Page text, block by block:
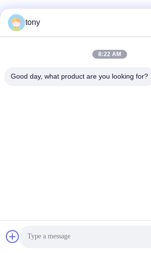
Snel contact
Zhihui Innovation Center, gebouw A, zaal
2022-2026 Shenzhen Yuantong Modern
Alle rechten voorbehoudena.
tony
8:22 AM
Good day, what product are you looking for?